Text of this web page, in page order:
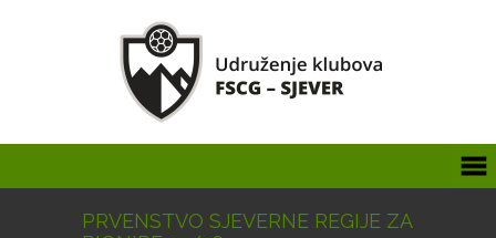
PRVENSTVO SJEVERNE REGIJE ZA